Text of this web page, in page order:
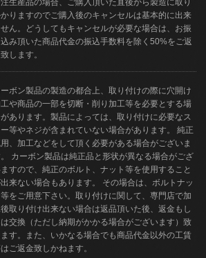
りますのでご購入後のキャンセルは基本的に出来
せん。どうしてもキャンセルが必要な場合は、お振
込み頂いた商品代金の振込手数料を除く50%をご返
します。
ーボン製品の製造の都合上、取り付けの際に穴開け
工や商品の一部を切断・削り加工等を必要とする場
あります。製品によっては、取り付けに必要なス
ー等やネジが含まれていない場合があります。 純正
、加工などをして頂く必要がある場合がございま
カーボン製品は純正品と形状が異なる場合がござ
すので、純正のボルト、ナット等を使用すること
来ない場合もあります。 その場合は、ボルトナッ
等をご用意下さい。取り付けに関して、専門店で加
取り付け出来ない場合は返品頂いた後、返金もし
は交換（ただし納期がかかる場合がございます）致
ます。また、いかなる場合でも商品代金以外の工賃
ご返金致しかねます。